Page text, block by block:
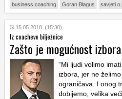
business coaching Goran Blagus savjeti o
15.05.2018. (15:30)
Iz coacheve bilježnice
Zašto je mogućnost
“Mi ljudi volimo
izbora, jer ne
ograničava. I onog
dobijemo, velika